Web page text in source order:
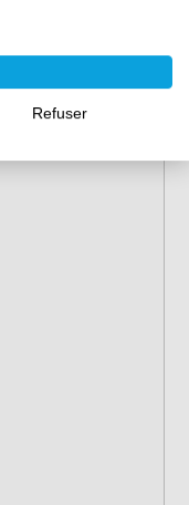
Refuser